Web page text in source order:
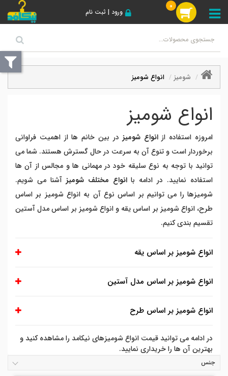
ورود | ثبت نام
0
شومیز انواع شومیز
انواع شومیز
امروزه استفاده ازانواع شومیز در بین خانم ها از اهمیت فراوانی
برخوردار است و تنوع آن به سرعت در حال گسترش هستند. شما می
توانید با توجه به نوع سلیقه خود در مهمانی ها و مجالس از آن ها
استفاده نمایید. در ادامه باانواع مختلف شومیز آشنا می شویم.
شومیزها را می توانیم بر اساس نوع آن به انواع شومیز بر اساس
طرح، انواع شومیز بر اساس یقه و انواع شومیز بر اساس مدل آستین
تقسیم بندی کنیم.
انواع شومیز بر اساس یقه
انواع شومیز بر اساس مدل آستین
انواع شومیز بر اساس طرح
در ادامه می توانید قیمت انواع شومیزهای نیکامد را مشاهده کنید و
بهترین آن ها را خریداری نمایید.
جنس